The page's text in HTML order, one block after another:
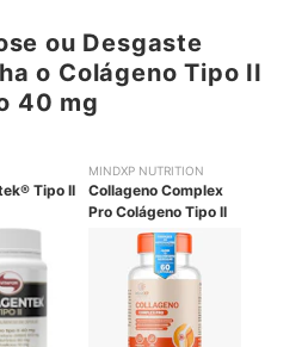
ou Desgaste
o Colágeno Tipo II
40 mg
Tipo II
MINDXP NUTRITION
Collageno Complex
Pro Colágeno Tipo II